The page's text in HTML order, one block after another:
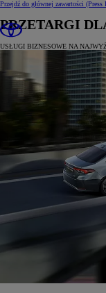
Przejdź do głównej zawartości (Press
PRZETARGI
USŁUGI BIZNESOWE NA